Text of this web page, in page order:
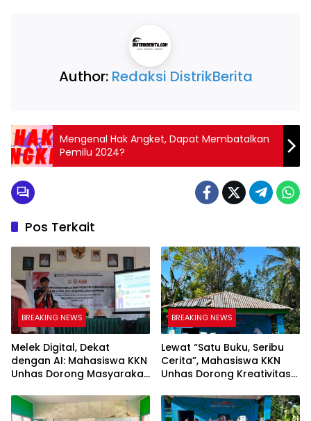
Author: Redaksi DistrikBerita
Mengenal Hak Angket, Dapat Membatalkan
Pemilu 2024?
Pos Terkait
BREAKING NEWS
Melek Digital, Dekat
dengan AI: Mahasiswa KKN
Unhas Dorong Masyarakat
Digital yang Cerdas dan
Adaptif
BREAKING NEWS
Lewat “Satu Buku, Seribu
Cerita”, Mahasiswa KKN
Unhas Dorong Kreativitas
Tolo